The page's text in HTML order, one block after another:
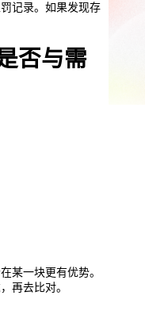
记录。如果发现存
否与需
某一块更有优势。
再去比对。